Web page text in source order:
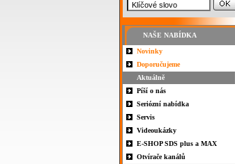
NAŠE NABÍDKA
Novinky
Doporučujeme
Aktuálně
Píší o nás
Seriózní nabídka
Servis
Videoukázky
E-SHOP SDS plus a MAX
Otvírače kanálů